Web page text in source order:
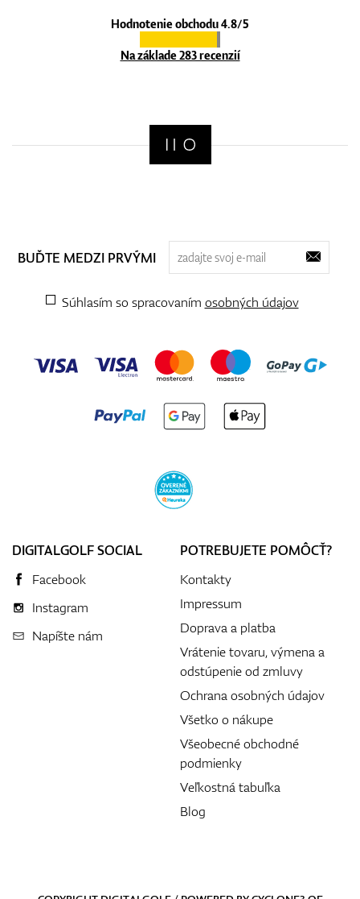
Hodnotenie obchodu 4.8/5
Na základe 283 recenzií
BUĎTE MEDZI PRVÝMI
Súhlasím so spracovaním osobných údajov
DIGITALGOLF SOCIAL
Facebook
Instagram
Napíšte nám
POTREBUJETE POMÔCŤ?
Kontakty
Impressum
Doprava a platba
Vrátenie tovaru, výmena a
odstúpenie od zmluvy
Ochrana osobných údajov
Všetko o nákupe
Všeobecné obchodné
podmienky
Veľkostná tabuľka
Blog